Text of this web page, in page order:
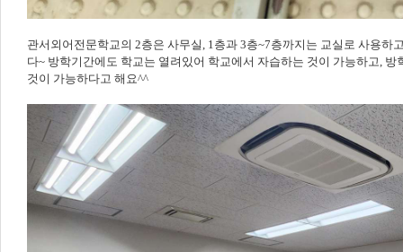
관서외어전문학교의 2층은 사무실, 1층과 3층~7층까지는 교실로 사용
다~ 방학기간에도 학교는 열려있어 학교에서 자습하는 것이 가능하고,
것이 가능하다고 해요^^